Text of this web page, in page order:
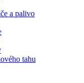
a palivo
tahu